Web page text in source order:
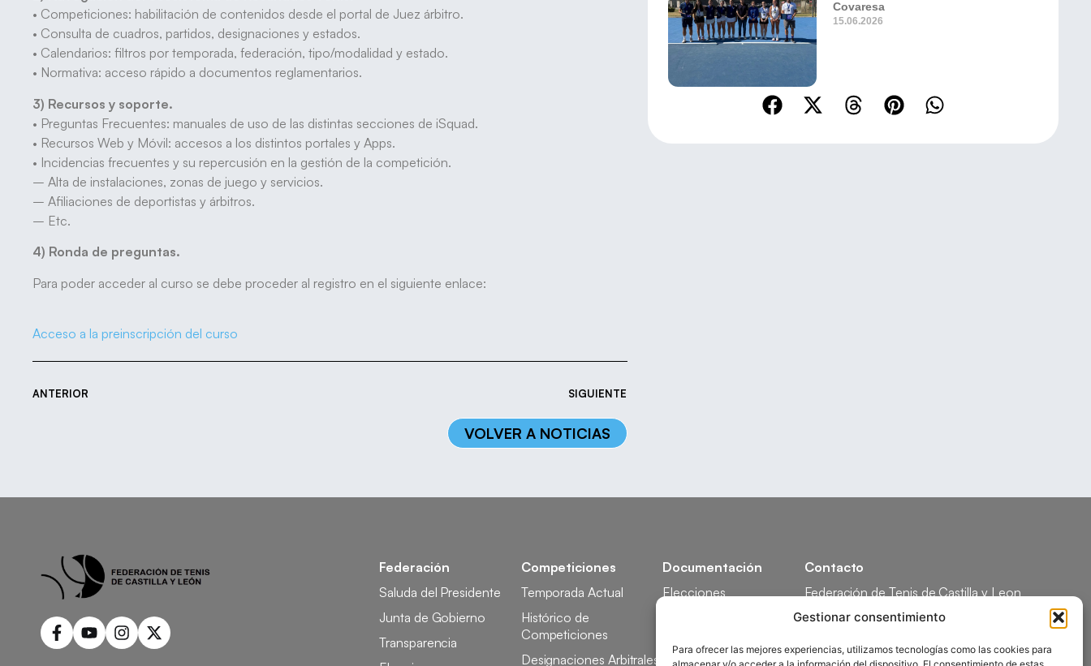
Gestionar consentimiento
Para ofrecer las mejores experiencias, utilizamos tecnologías como las cookies para
• Competiciones: habilitación de contenidos desde el portal de Juez árbitro.
• Consulta de cuadros, partidos, designaciones y estados.
• Calendarios: filtros por temporada, federación, tipo/modalidad y estado.
• Normativa: acceso rápido a documentos reglamentarios.
3) Recursos y soporte.
• Preguntas Frecuentes: manuales de uso de las distintas secciones de iSquad.
• Recursos Web y Móvil: accesos a los distintos portales y Apps.
• Incidencias frecuentes y su repercusión en la gestión de la competición.
– Alta de instalaciones, zonas de juego y servicios.
– Afiliaciones de deportistas y árbitros.
– Etc.
4) Ronda de preguntas.
Para poder acceder al curso se debe proceder al registro en el siguiente enlace:
Acceso a la preinscripción del curso
ANTERIOR SIGUIENTE
VOLVER A NOTICIAS
Covaresa
15.06.2026
Federación
Saluda del Presidente
Junta de Gobierno
Transparencia
Competiciones
Temporada Actual
Histórico de
Competiciones
Designaciones Arbitrales
Documentación
Elecciones
Competición
Contacto
Federación de Tenis de Castilla y Leon
Calle Federico García Lorca, 1, 47008
Valladolid
comunicacion@ftcl.es